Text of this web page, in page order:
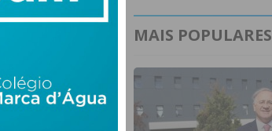
MAIS POPULARES